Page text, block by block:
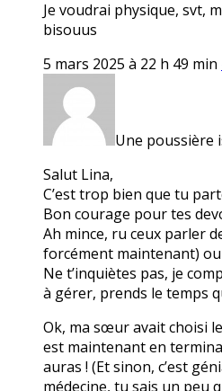
Je voudrai physique, svt,
bisouus
5 mars 2025 à 22 h 49 min
Une poussière
Salut Lina,
C’est trop bien que tu
Bon courage pour tes
Ah mince, ru ceux parler
forcément maintenant)
Ne t’inquiètes pas, je
à gérer, prends le temps
Ok, ma sœur avait choisi
est maintenant en
auras ! (Et sinon, c’est
médecine, tu sais un peu